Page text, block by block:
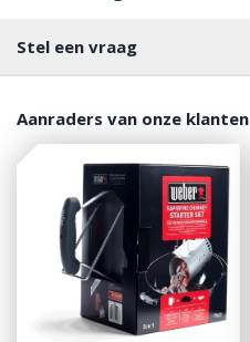
Stel een vraag
Aanraders van onze klanten